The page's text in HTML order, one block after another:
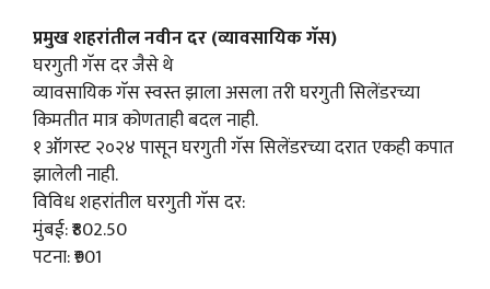
प्रमुख शहरांतील नवीन दर (व्यावसायिक गॅस)
घरगुती गॅस दर जैसे थे
व्यावसायिक गॅस स्वस्त झाला असला तरी घरगुती सिलेंडरच्या
किमतीत मात्र कोणताही बदल नाही.
१ ऑगस्ट २०२४ पासून घरगुती गॅस सिलेंडरच्या दरात एकही कपात
झालेली नाही.
विविध शहरांतील घरगुती गॅस दर:
मुंबई: ₹802.50
पटना: ₹901